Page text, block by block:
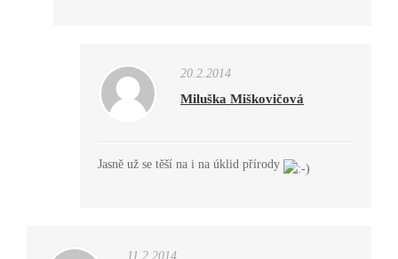
20.2.2014
Miluška Miškovičová
Jasně už se těší na i na úklid přírody
11.2.2014